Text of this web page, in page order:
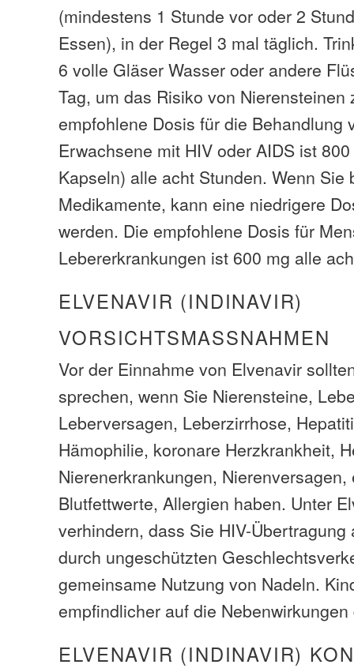
(mindestens 1 Stunde vor oder 2
Essen), in der Regel 3 mal täglich.
6 volle Gläser Wasser oder andere
Tag, um das Risiko von Nierensteinen
empfohlene Dosis für die Behandlung
Erwachsene mit HIV oder AIDS ist
Kapseln) alle acht Stunden. Wenn Sie
Medikamente, kann eine niedrigere
werden. Die empfohlene Dosis für
Lebererkrankungen ist 600 mg alle
ELVENAVIR (INDINAVIR)
VORSICHTSMASSNAHMEN
Vor der Einnahme von Elvenavir
sprechen, wenn Sie Nierensteine,
Leberversagen, Leberzirrhose,
Hämophilie, koronare Herzkrankheit,
Nierenerkrankungen, Nierenversagen,
Blutfettwerte, Allergien haben. Unter
verhindern, dass Sie HIV-
durch ungeschützten
gemeinsame Nutzung von Nadeln.
empfindlicher auf die
ELVENAVIR (INDINAVIR)